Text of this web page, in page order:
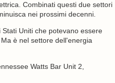
Combinati questi due settori
nei prossimi decenni.
Uniti che potevano essere
è nel settore dell'energia
Watts Bar Unit 2,